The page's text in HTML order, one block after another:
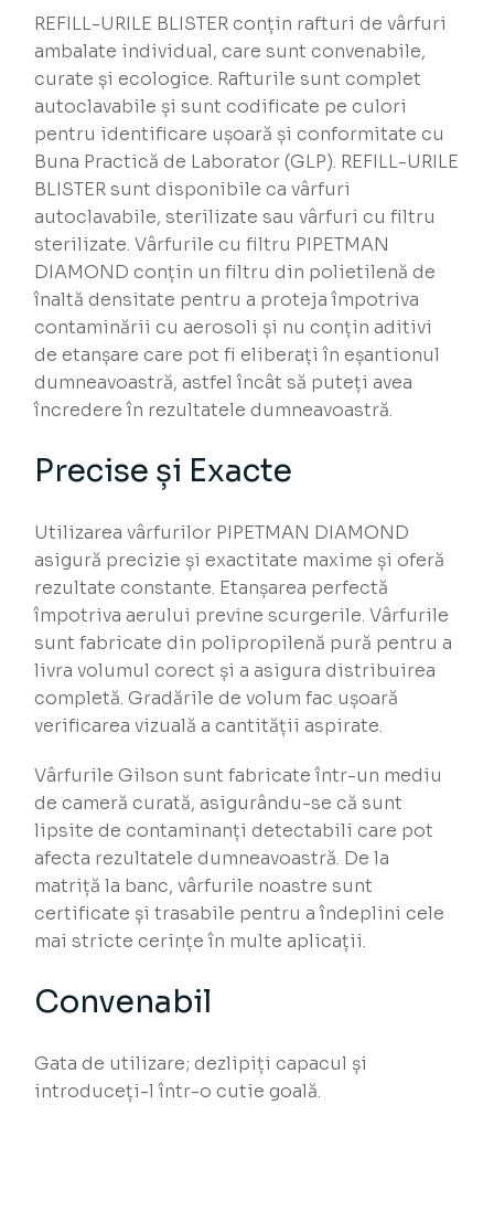
REFILL-URILE BLISTER conțin rafturi de vârfuri
ambalate individual, care sunt convenabile,
curate și ecologice. Rafturile sunt complet
autoclavabile și sunt codificate pe culori
pentru identificare ușoară și conformitate cu
Buna Practică de Laborator (GLP). REFILL-URILE
BLISTER sunt disponibile ca vârfuri
autoclavabile, sterilizate sau vârfuri cu filtru
sterilizate. Vârfurile cu filtru PIPETMAN
DIAMOND conțin un filtru din polietilenă de
înaltă densitate pentru a proteja împotriva
contaminării cu aerosoli și nu conțin aditivi
de etanșare care pot fi eliberați în eșantionul
dumneavoastră, astfel încât să puteți avea
încredere în rezultatele dumneavoastră.
Precise și Exacte
Utilizarea vârfurilor PIPETMAN DIAMOND
asigură precizie și exactitate maxime și oferă
rezultate constante. Etanșarea perfectă
împotriva aerului previne scurgerile. Vârfurile
sunt fabricate din polipropilenă pură pentru a
livra volumul corect și a asigura distribuirea
completă. Gradările de volum fac ușoară
verificarea vizuală a cantității aspirate.
Vârfurile Gilson sunt fabricate într-un mediu
de cameră curată, asigurându-se că sunt
lipsite de contaminanți detectabili care pot
afecta rezultatele dumneavoastră. De la
matriță la banc, vârfurile noastre sunt
certificate și trasabile pentru a îndeplini cele
mai stricte cerințe în multe aplicații.
Convenabil
Gata de utilizare; dezlipiți capacul și
introduceți-l într-o cutie goală.